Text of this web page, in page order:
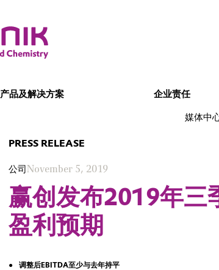
产品及解决方案 企业责任
媒体中
PRESS RELEASE
公司November 5, 2019
赢创发布2019年三
盈利预期
调整后EBITDA至少与去年持平